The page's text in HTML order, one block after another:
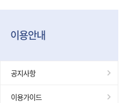
이용안내
공지사항
이용가이드